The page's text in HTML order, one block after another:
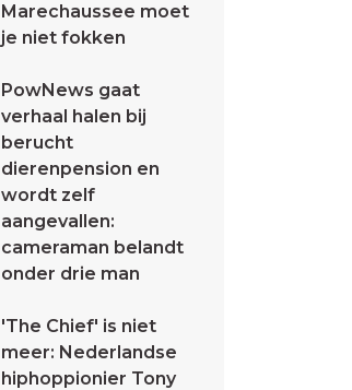
Marechaussee moet
je niet fokken
PowNews gaat
verhaal halen bij
berucht
dierenpension en
wordt zelf
aangevallen:
cameraman belandt
onder drie man
'The Chief' is niet
meer: Nederlandse
hiphoppionier Tony